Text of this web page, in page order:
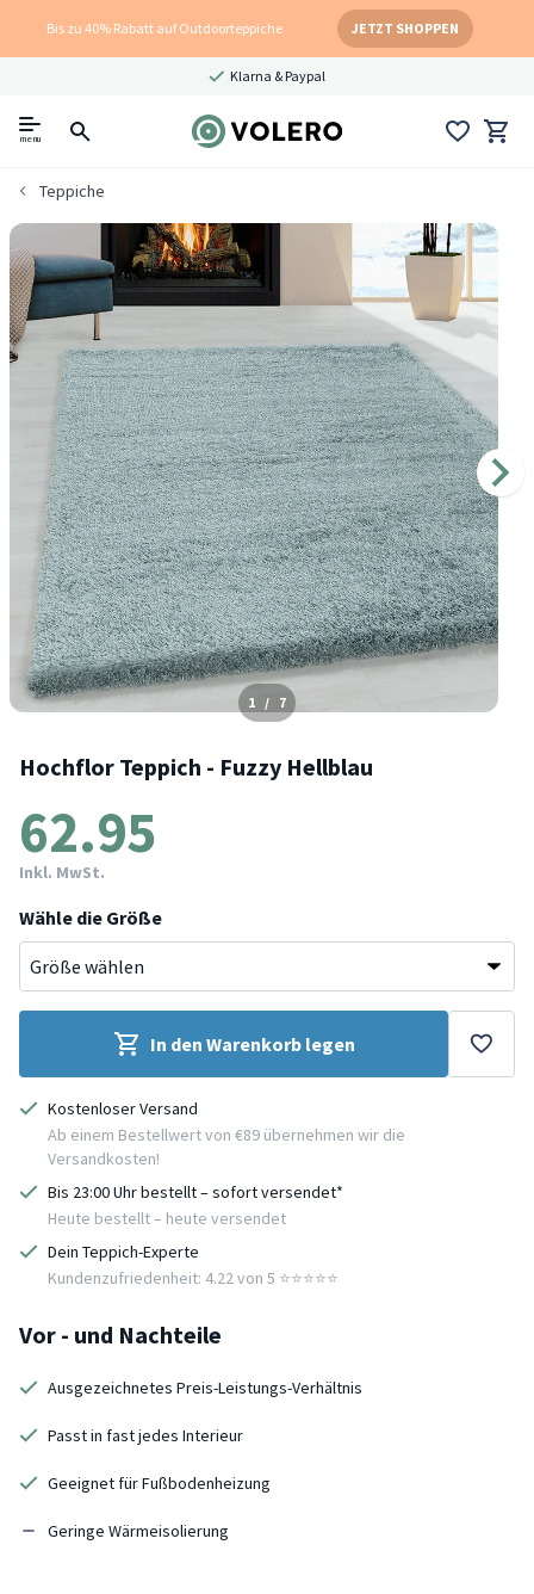
Bis zu 40% Rabatt auf Outdoorteppiche JETZT SHOPPEN
Klarna & Paypal
menu
Teppiche
1 / 7
Hochflor Teppich - Fuzzy Hellblau
62.95
Inkl. MwSt.
Wähle die Größe
In den Warenkorb legen
Kostenloser Versand
Ab einem Bestellwert von €89 übernehmen wir die
Versandkosten!
Bis 23:00 Uhr bestellt – sofort versendet*
Heute bestellt – heute versendet
Dein Teppich-Experte
Kundenzufriedenheit: 4.22 von 5 ⭐️⭐️⭐️⭐️⭐️
Vor - und Nachteile
Ausgezeichnetes Preis-Leistungs-Verhältnis
Passt in fast jedes Interieur
Geeignet für Fußbodenheizung
Geringe Wärmeisolierung